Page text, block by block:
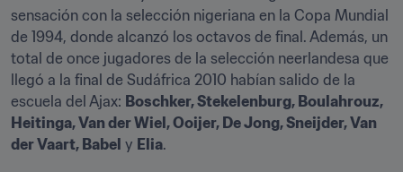
sensación con la selección nigeriana en la Copa Mundial
de 1994, donde alcanzó los octavos de final. Además, un
total de once jugadores de la selección neerlandesa que
llegó a la final de Sudáfrica 2010 habían salido de la
escuela del Ajax: Boschker, Stekelenburg, Boulahrouz,
Heitinga, Van der Wiel, Ooijer, De Jong, Sneijder, Van
der Vaart, Babel y Elia.